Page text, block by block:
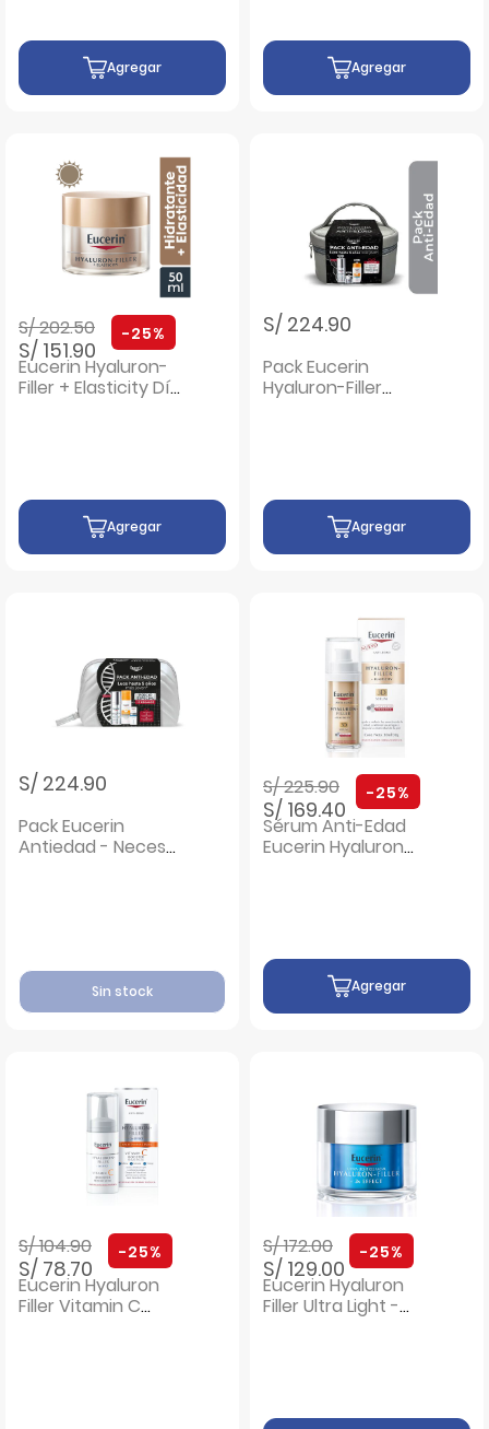
Agregar Agregar
Precio rebajado de
S/ 202.50a
S/ 151.90
-25%
Eucerin Hyaluron-
Filler + Elasticity Día
Agregar
S/ 224.90
Pack Eucerin
Hyaluron-Filler
Agregar
S/ 224.90
Pack Eucerin
Antiedad - Neceser
Sin stock
Precio rebajado de
S/ 225.90a
S/ 169.40
-25%
Sérum Anti-Edad
Eucerin Hyaluron
Agregar
Precio rebajado de
S/ 104.90a
S/ 78.70
-25%
Eucerin Hyaluron
Filler Vitamin C
Precio rebajado de
S/ 172.00a
S/ 129.00
-25%
Eucerin Hyaluron
Filler Ultra Light -